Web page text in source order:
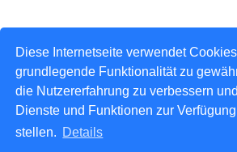
Diese Internetseite verwendet
grundlegende Funktionalität zu
die Nutzererfahrung zu verbessern
Dienste und Funktionen zur
stellen. Details